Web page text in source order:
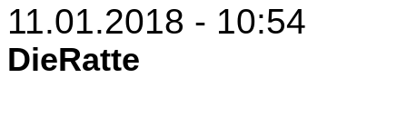
11.01.2018 - 10:54
DieRatte